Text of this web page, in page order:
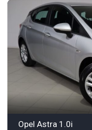
Opel Astra 1.0i